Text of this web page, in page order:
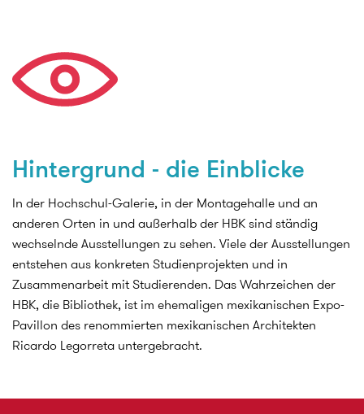
Hintergrund - die Einblicke
In der Hochschul-Galerie, in der Montagehalle und an
anderen Orten in und außerhalb der HBK sind ständig
wechselnde Ausstellungen zu sehen. Viele der Ausstellungen
entstehen aus konkreten Studienprojekten und in
Zusammenarbeit mit Studierenden. Das Wahrzeichen der
HBK, die Bibliothek, ist im ehemaligen mexikanischen Expo-
Pavillon des renommierten mexikanischen Architekten
Ricardo Legorreta untergebracht.